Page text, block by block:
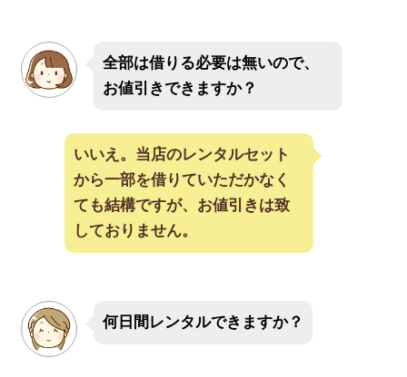
全部は借りる必要は無いので、
お値引きできますか？
いいえ。当店のレンタルセット
から一部を借りていただかなく
ても結構ですが、お値引きは致
しておりません。
何日間レンタルできますか？